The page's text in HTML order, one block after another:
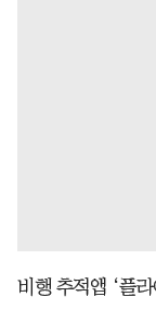
비행 추적앱 ‘플